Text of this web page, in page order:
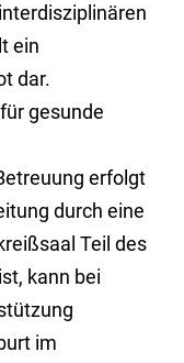
ein
dar.
gesunde
erfolgt
durch eine
Teil des
kann bei
im